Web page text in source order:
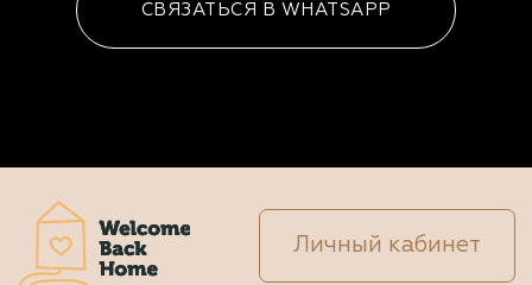
СВЯЗАТЬСЯ В WHATSAPP